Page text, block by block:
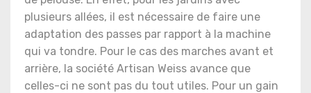
plusieurs allées, il est nécessaire de faire une
adaptation des passes par rapport à la machine
qui va tondre. Pour le cas des marches avant et
arrière, la société Artisan Weiss avance que
celles-ci ne sont pas du tout utiles. Pour un gain